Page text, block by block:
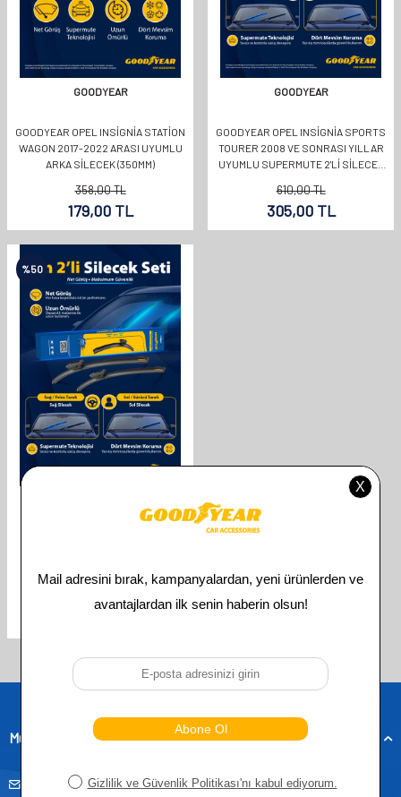
GOODYEAR
GOODYEAR OPEL INSIGNIA STATION
WAGON 2017-2022 ARASI UYUMLU
ARKA SILECEK (350MM)
358,00TL
179,00 TL
GOODYEAR
GOODYEAR OPEL INSIGNIA SPORTS
TOURER 2008 VE SONRASI YILLAR
UYUMLU SUPERMUTE 2'LI SILECEK
610,00TL
305,00TL
%50
TAKIMI 2017-2022 SW
TL
Toplam ürün bulunmaktadır.
Müşteri Hizmetleri
musteridestek@goodyearotoaksesuar.com.tr